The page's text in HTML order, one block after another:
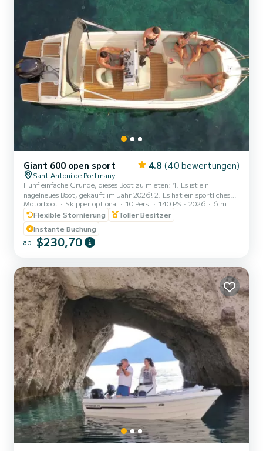
Giant 600 open sport 4.8 (40 bewertungen)
Sant Antoni de Portmany
Fünf einfache Gründe, dieses Boot zu mieten: 1. Es ist ein
nagelneues Boot, gekauft im Jahr 2026! 2. Es hat ein sportliches
und gleichzeitig elegantes Aussehen. 3. Es hat einen großen
Freibord, der das Segeln sehr stabil und komfortabel macht, ein
Offenes Boot. 4. Das breite Verdeck spendet genügend Schatten,
um entweder an Deck zu sonnen oder im Schatten am Heck zu
bleiben. 5. DAS EINZIGE BOOT IN SEINER KATEGORIE 6 METER
Motorboot Skipper optional 10 Pers. 140 PS 2026
6 m
Flexible Stornierung
Toller Besitzer
Instante Buchung
ab $230,70